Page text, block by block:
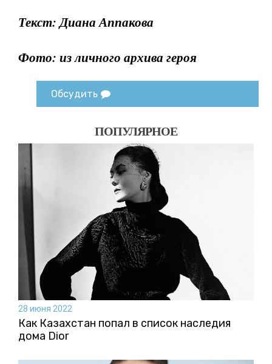
Текст: Диана Аппакова
Фото: из личного архива героя
Обсудить
ПОПУЛЯРНОЕ
28 июня 2022
Как Казахстан попал в список наследия
дома Dior